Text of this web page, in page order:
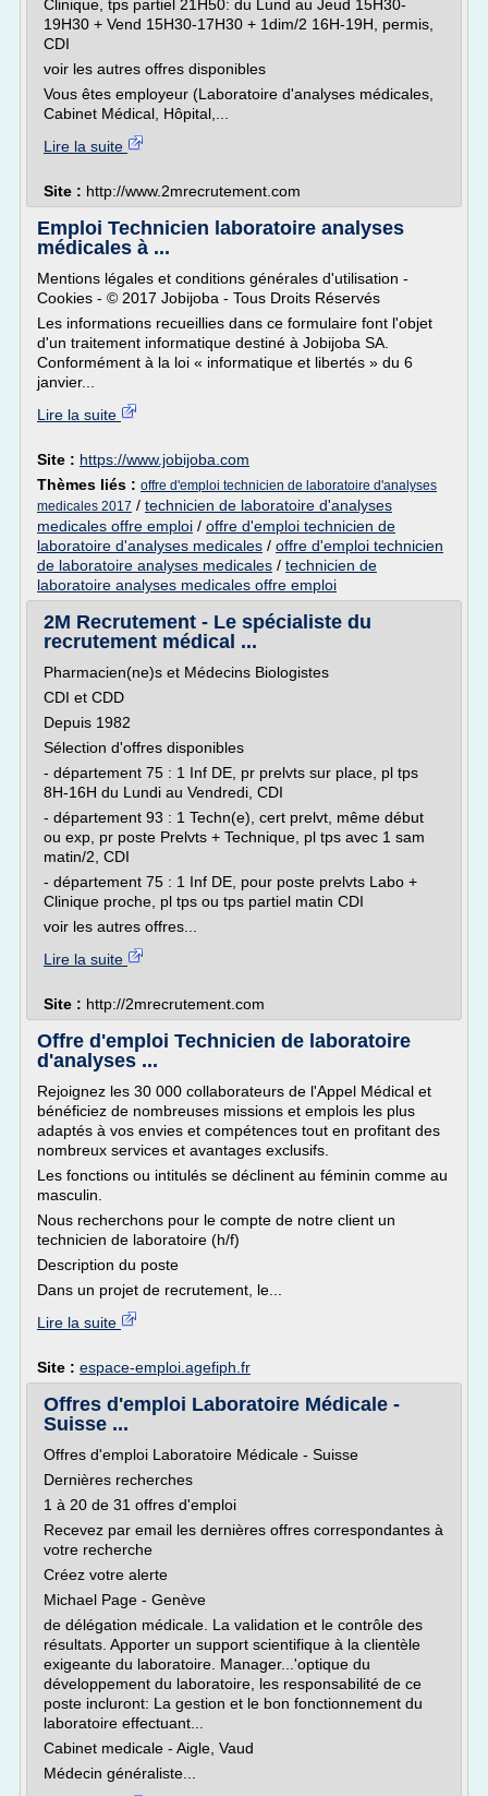
Clinique, tps partiel 21H50: du Lund au Jeud 15H30-
19H30 + Vend 15H30-17H30 + 1dim/2 16H-19H, permis,
CDI
voir les autres offres disponibles
Vous êtes employeur (Laboratoire d'analyses médicales,
Cabinet Médical, Hôpital,...
Lire la suite
Site : http://www.2mrecrutement.com
Emploi Technicien laboratoire analyses
médicales à ...
Mentions légales et conditions générales d'utilisation -
Cookies - © 2017 Jobijoba - Tous Droits Réservés
Les informations recueillies dans ce formulaire font l'objet
d'un traitement informatique destiné à Jobijoba SA.
Conformément à la loi « informatique et libertés » du 6
janvier...
Lire la suite
Site : https://www.jobijoba.com
Thèmes liés : offre d'emploi technicien de laboratoire d'analyses
medicales 2017 / technicien de laboratoire d'analyses
medicales offre emploi / offre d'emploi technicien de
laboratoire d'analyses medicales / offre d'emploi technicien
de laboratoire analyses medicales / technicien de
laboratoire analyses medicales offre emploi
2M Recrutement - Le spécialiste du
recrutement médical ...
Pharmacien(ne)s et Médecins Biologistes
CDI et CDD
Depuis 1982
Sélection d'offres disponibles
- département 75 : 1 Inf DE, pr prelvts sur place, pl tps
8H-16H du Lundi au Vendredi, CDI
- département 93 : 1 Techn(e), cert prelvt, même début
ou exp, pr poste Prelvts + Technique, pl tps avec 1 sam
matin/2, CDI
- département 75 : 1 Inf DE, pour poste prelvts Labo +
Clinique proche, pl tps ou tps partiel matin CDI
voir les autres offres...
Lire la suite
Site : http://2mrecrutement.com
Offre d'emploi Technicien de laboratoire
d'analyses ...
Rejoignez les 30 000 collaborateurs de l'Appel Médical et
bénéficiez de nombreuses missions et emplois les plus
adaptés à vos envies et compétences tout en profitant des
nombreux services et avantages exclusifs.
Les fonctions ou intitulés se déclinent au féminin comme au
masculin.
Nous recherchons pour le compte de notre client un
technicien de laboratoire (h/f)
Description du poste
Dans un projet de recrutement, le...
Lire la suite
Site : espace-emploi.agefiph.fr
Offres d'emploi Laboratoire Médicale -
Suisse ...
Offres d'emploi Laboratoire Médicale - Suisse
Dernières recherches
1 à 20 de 31 offres d'emploi
Recevez par email les dernières offres correspondantes à
votre recherche
Créez votre alerte
Michael Page - Genève
de délégation médicale. La validation et le contrôle des
résultats. Apporter un support scientifique à la clientèle
exigeante du laboratoire. Manager...'optique du
développement du laboratoire, les responsabilité de ce
poste incluront: La gestion et le bon fonctionnement du
laboratoire effectuant...
Cabinet medicale - Aigle, Vaud
Médecin généraliste...